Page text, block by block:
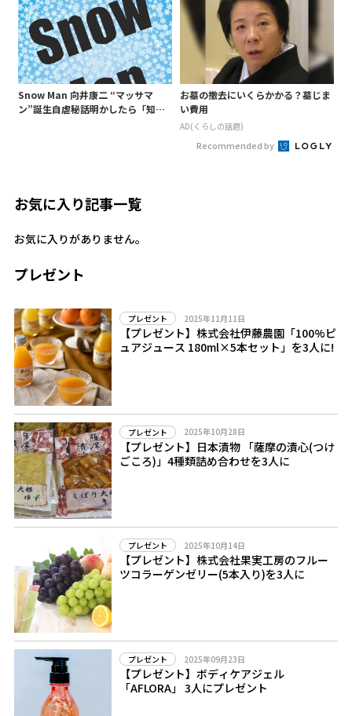
Snow Man 向井康二 “マッサマ
ン”誕生自虐秘話明かしたら「知ら
お墓の撤去にいくらかかる？墓じま
い費用
AD(くらしの話題)
Recommended by
お気に入り記事一覧
お気に入りがありません。
プレゼント
プレゼント 2025年11月11日
【プレゼント】株式会社伊藤農園「100%ピ
ュアジュース 180ml×5本セット」を3人に!
プレゼント 2025年10月28日
【プレゼント】日本漬物 「薩摩の漬心(つけ
ごころ)」4種類詰め合わせを3人に
プレゼント 2025年10月14日
【プレゼント】株式会社果実工房のフルー
ツコラーゲンゼリー(5本入り)を3人に
プレゼント 2025年09月23日
【プレゼント】ボディケアジェル
「AFLORA」 3人にプレゼント